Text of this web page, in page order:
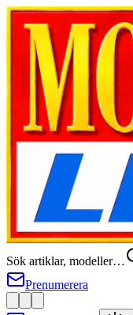
Sök artiklar, modeller…
Prenumerera